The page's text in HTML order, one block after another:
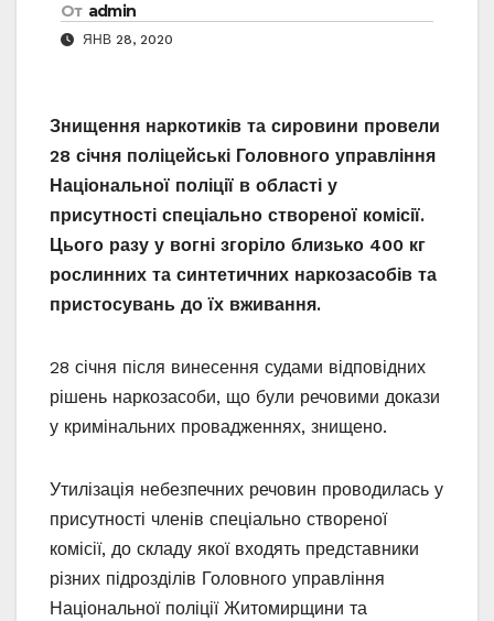
От admin
ЯНВ 28, 2020
Знищення наркотиків та сировини провели
28 січня поліцейські Головного управління
Національної поліції в області у
присутності спеціально створеної комісії.
Цього разу у вогні згоріло близько 400 кг
рослинних та синтетичних наркозасобів та
пристосувань до їх вживання.
28 січня після винесення судами відповідних
рішень наркозасоби, що були речовими докази
у кримінальних провадженнях, знищено.
Утилізація небезпечних речовин проводилась у
присутності членів спеціально створеної
комісії, до складу якої входять представники
різних підрозділів Головного управління
Національної поліції Житомирщини та